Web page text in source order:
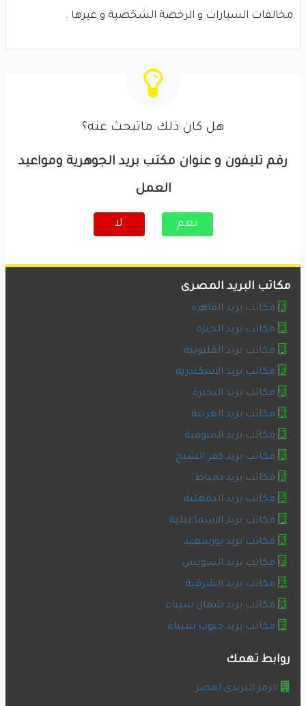
مخالفات السيارات و الرخصة الشخصية و غيرها .
هل كان ذلك ماتبحث عنه؟
رقم تليفون و عنوان مكتب بريد الجوهرية ومواعيد
العمل
نعم لا
مكاتب البريد المصرى
مكاتب بريد القاهرة
مكاتب بريد الجيزة
مكاتب بريد القليوبية
مكاتب بريد الاسكندرية
مكاتب بريد البحيرة
مكاتب بريد الغربية
مكاتب بريد المنوفية
مكاتب بريد كفر الشيخ
مكاتب بريد دمياط
مكاتب بريد الدقهلية
مكاتب بريد الاسماعيلية
مكاتب بريد بورسعيد
مكاتب بريد السويس
مكاتب بريد الشرقية
مكاتب بريد شمال سيناء
مكاتب بريد جنوب سيناء
روابط تهمك
الرمز البريدى لمصر